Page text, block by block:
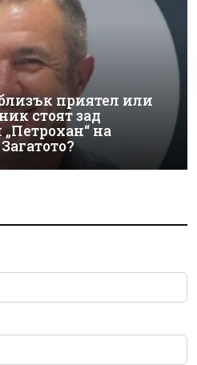
приятел или
стоят зад
на